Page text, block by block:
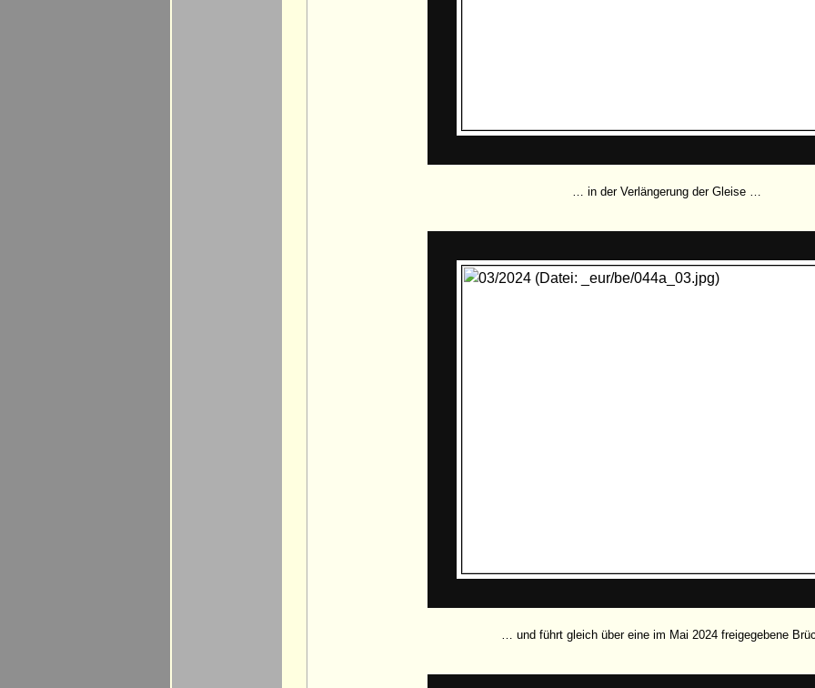
… in der Verlängerung der Gleise …
… und führt gleich über eine im Mai 2024 freigegebene